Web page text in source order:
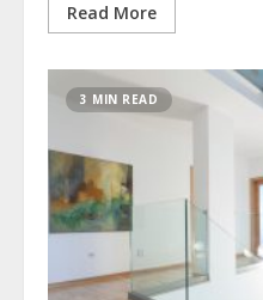
Read More
3 MIN READ